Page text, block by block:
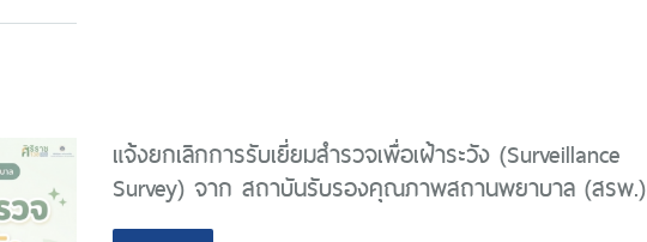
แจ้งยกเลิกการรับเยี่ยมสำรวจเพื่อเฝ้าระวัง (Surveillance
Survey) จาก สถาบันรับรองคุณภาพสถานพยาบาล (สรพ.)